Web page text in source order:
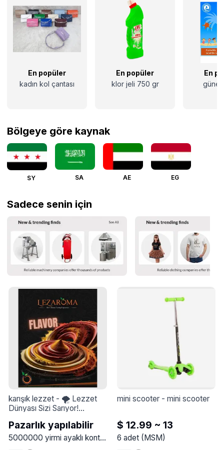
En popüler
kadın kol çantası
En popüler
klor jeli 750 gr
En
Bölgeye göre kaynak
SY SA AE EG
Sadece senin için
karışık lezzet - 🌪 Lezzet
Dünyası Sizi Sarıyor!
tozunun sanatsal bir fırtına
gibi döndüğü sıra dışı bir tat
Pazarlık yapılabilir
5000000 yirmi ayaklı konteyner (MSM)
mini scooter - mini scooter
$ 12.99 ~ 13
6 adet (MSM)